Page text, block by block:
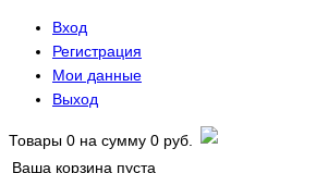
Вход
Регистрация
Мои данные
Выход
Товары 0 на сумму 0 руб.
Ваша корзина пуста